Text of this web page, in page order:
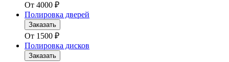
От 4000 ₽
Полировка дверей
Заказать
От 1500 ₽
Полировка дисков
Заказать